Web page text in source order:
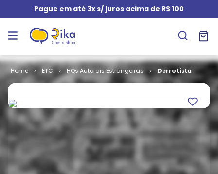
Pague em até 3x s/ juros acima de R$ 100
ETC HQs Autorais Estrangeiras Derrotista